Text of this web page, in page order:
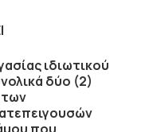
ιδιωτικού
δύο (2)
των